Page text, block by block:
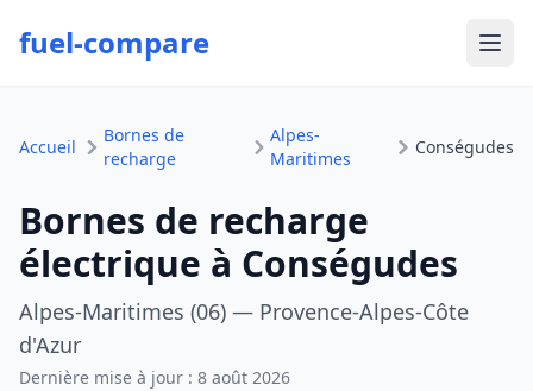
fuel-compare
Accueil
Bornes de
recharge
Alpes-
Maritimes
Conségudes
Bornes de recharge
électrique à Conségudes
Alpes-Maritimes (06) — Provence-Alpes-Côte
d'Azur
Dernière mise à jour : 8 août 2026